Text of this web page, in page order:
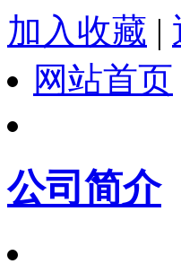
加入收藏 |
网站首页
公司简介